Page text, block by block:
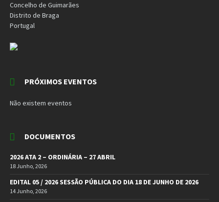
Concelho de Guimarães
Distrito de Braga
Portugal
PRÓXIMOS EVENTOS
Não existem eventos
DOCUMENTOS
2026 ATA 2 – ORDINÁRIA – 27 ABRIL
18 Junho, 2026
EDITAL 05 / 2026 SESSÃO PÚBLICA DO DIA 18 DE JUNHO DE 2026
14 Junho, 2026